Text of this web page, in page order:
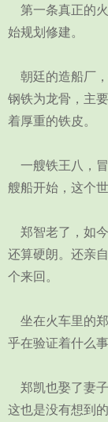
第一条真正的
始规划修建。
朝廷的造船厂
钢铁为龙骨，主
着厚重的铁皮。
一艘铁王八，
艘船开始，这个
郑智老了，如
还算硬朗。还亲
个来回。
坐在火车里的
乎在验证着什么事
郑凯也娶了妻子
这也是没有想到的